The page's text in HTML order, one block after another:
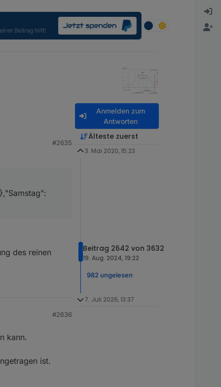
#2635
des reinen
#2636
kann.
ist.
Anmelden zum
Antworten
Älteste zuerst
3. Mai 2020, 15:23
Beitrag 2642 von 3632
19. Aug. 2024, 19:22
982 ungelesen
7. Juli 2026, 13:37